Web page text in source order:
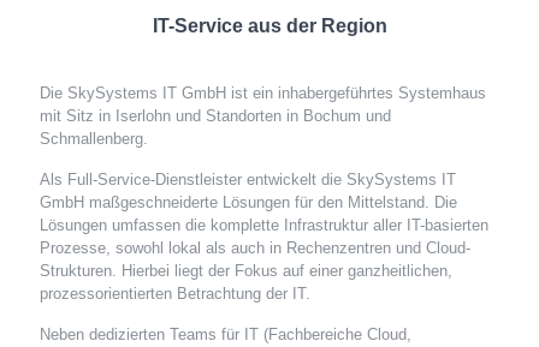
IT-Service aus der Region
Die SkySystems IT GmbH ist ein inhabergeführtes Systemhaus
mit Sitz in Iserlohn und Standorten in Bochum und
Schmallenberg.
Als Full-Service-Dienstleister entwickelt die SkySystems IT
GmbH maßgeschneiderte Lösungen für den Mittelstand. Die
Lösungen umfassen die komplette Infrastruktur aller IT-basierten
Prozesse, sowohl lokal als auch in Rechenzentren und Cloud-
Strukturen. Hierbei liegt der Fokus auf einer ganzheitlichen,
prozessorientierten Betrachtung der IT.
Neben dedizierten Teams für IT (Fachbereiche Cloud,